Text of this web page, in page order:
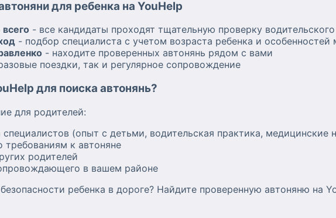
для ребенка на YouHelp
- все кандидаты проходят тщательную проверку
- подбор специалиста с учетом возраста ребенка и
- находите проверенных автонянь рядом с вами
поездки, так и регулярное сопровождение
для поиска автонянь?
для родителей:
(опыт с детьми, водительская практика, медицинские
к автоняне
родителей
в вашем районе
ребенка в дороге? Найдите проверенную автоняню на